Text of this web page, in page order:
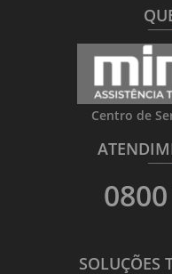
Centro de
SOLUÇÕES